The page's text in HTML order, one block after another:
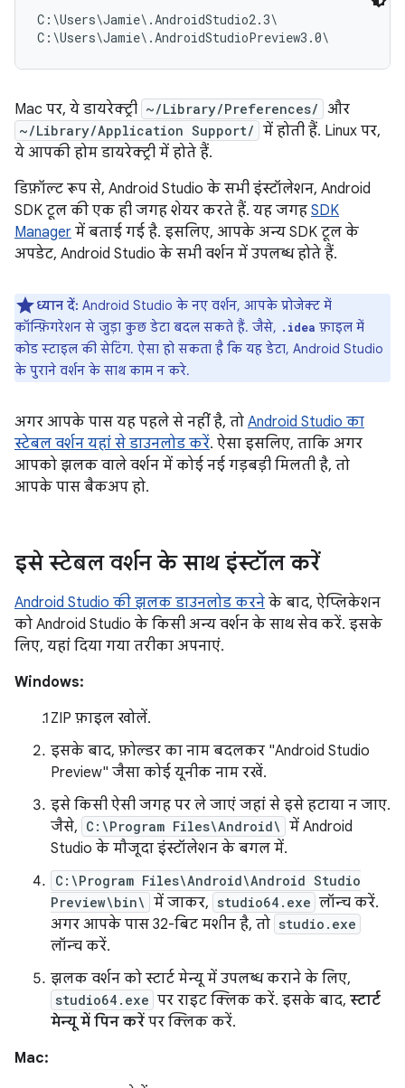
C:\Users\Jamie\.AndroidStudio2.3\
Mac पर, ये डायरेक्ट्री ~/Library/Preferences/ और
~/Library/Application Support/ में होती हैं. Linux पर,
ये आपकी होम डायरेक्ट्री में होते हैं.
डिफ़ॉल्ट रूप से, Android Studio के सभी इंस्टॉलेशन, Android
SDK टूल की एक ही जगह शेयर करते हैं. यह जगह SDK
Manager में बताई गई है. इसलिए, आपके अन्य SDK टूल के
अपडेट, Android Studio के सभी वर्शन में उपलब्ध होते हैं.
ध्यान दें: Android Studio के नए वर्शन, आपके प्रोजेक्ट में
कॉन्फ़िगरेशन से जुड़ा कुछ डेटा बदल सकते हैं. जैसे, .idea फ़ाइल में
कोड स्टाइल की सेटिंग. ऐसा हो सकता है कि यह डेटा, Android Studio
के पुराने वर्शन के साथ काम न करे.
अगर आपके पास यह पहले से नहीं है, तो Android Studio का
स्टेबल वर्शन यहां से डाउनलोड करें. ऐसा इसलिए, ताकि अगर
आपको झलक वाले वर्शन में कोई नई गड़बड़ी मिलती है, तो
आपके पास बैकअप हो.
इसे स्टेबल वर्शन के साथ इंस्टॉल करें
Android Studio की झलक डाउनलोड करने के बाद, ऐप्लिकेशन
को Android Studio के किसी अन्य वर्शन के साथ सेव करें. इसके
लिए, यहां दिया गया तरीका अपनाएं.
Windows:
ZIP फ़ाइल खोलें.
इसके बाद, फ़ोल्डर का नाम बदलकर "Android Studio
Preview" जैसा कोई यूनीक नाम रखें.
इसे किसी ऐसी जगह पर ले जाएं जहां से इसे हटाया न जाए.
जैसे, C:\Program Files\Android\ में Android
Studio के मौजूदा इंस्टॉलेशन के बगल में.
C:\Program Files\Android\Android Studio
Preview\bin\ में जाकर, studio64.exe लॉन्च करें.
अगर आपके पास 32-बिट मशीन है, तो studio.exe
लॉन्च करें.
झलक वर्शन को स्टार्ट मेन्यू में उपलब्ध कराने के लिए,
studio64.exe पर राइट क्लिक करें. इसके बाद, स्टार्ट
मेन्यू में पिन करें पर क्लिक करें.
Mac: